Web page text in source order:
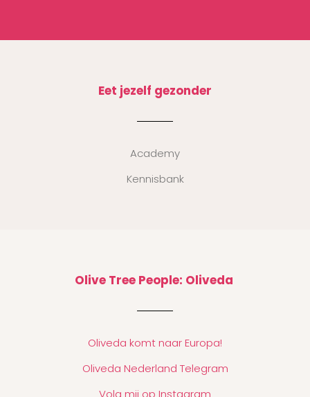
Eet jezelf gezonder
Academy
Kennisbank
Olive Tree People: Oliveda
Oliveda komt naar Europa!
Oliveda Nederland Telegram
Volg mij op Instagram